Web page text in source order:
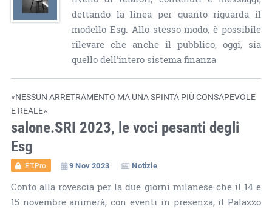
dettando la linea per quanto riguarda il
modello Esg. Allo stesso modo, è possibile
rilevare che anche il pubblico, oggi, sia
quello dell'intero sistema finanza
«NESSUN ARRETRAMENTO MA UNA SPINTA PIÙ CONSAPEVOLE
E REALE»
salone.SRI 2023, le voci pesanti degli
Esg
ET.Pro 9 Nov 2023 Notizie
Conto alla rovescia per la due giorni milanese che il 14 e
15 novembre animerà, con eventi in presenza, il Palazzo